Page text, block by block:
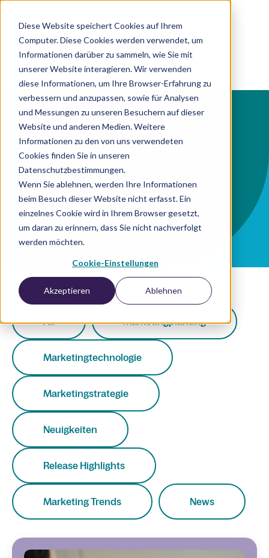
Diese Website speichert Cookies auf Ihrem
Computer. Diese Cookies werden verwendet, um
Informationen darüber zu sammeln, wie Sie mit
unserer Website interagieren. Wir verwenden
diese Informationen, um Ihre Browser-Erfahrung zu
verbessern und anzupassen, sowie für Analysen
und Messungen zu unseren Besuchern auf dieser
Website und anderen Medien. Weitere
Informationen zu den von uns verwendeten
Cookies finden Sie in unseren
Datenschutzbestimmungen.
Wenn Sie ablehnen, werden Ihre Informationen
beim Besuch dieser Website nicht erfasst. Ein
einzelnes Cookie wird in Ihrem Browser gesetzt,
um daran zu erinnern, dass Sie nicht nachverfolgt
werden möchten.
Cookie-Einstellungen
Akzeptieren Ablehnen
DE
Der Marmind-Blog
Alles rund um Marketing,
Marketingtechnologie und MRM.
All Marketingplanung
Marketingtechnologie
Marketingstrategie
Neuigkeiten
Release Highlights
Marketing Trends News